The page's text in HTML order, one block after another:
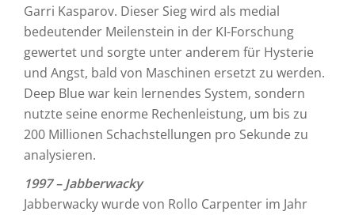
Garri Kasparov. Dieser Sieg wird als medial
bedeutender Meilenstein in der KI-Forschung
gewertet und sorgte unter anderem für Hysterie
und Angst, bald von Maschinen ersetzt zu werden.
Deep Blue war kein lernendes System, sondern
nutzte seine enorme Rechenleistung, um bis zu
200 Millionen Schachstellungen pro Sekunde zu
analysieren.
1997 – Jabberwacky
Jabberwacky wurde von Rollo Carpenter im Jahr